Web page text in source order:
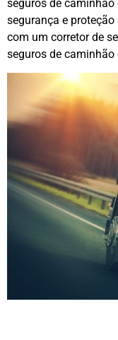
seguros de
segurança e
com um corretor de
seguros de